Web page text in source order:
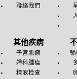
聯絡我們
其他疾病
子宮肌瘤
婦科腫瘤
精液检查
輸